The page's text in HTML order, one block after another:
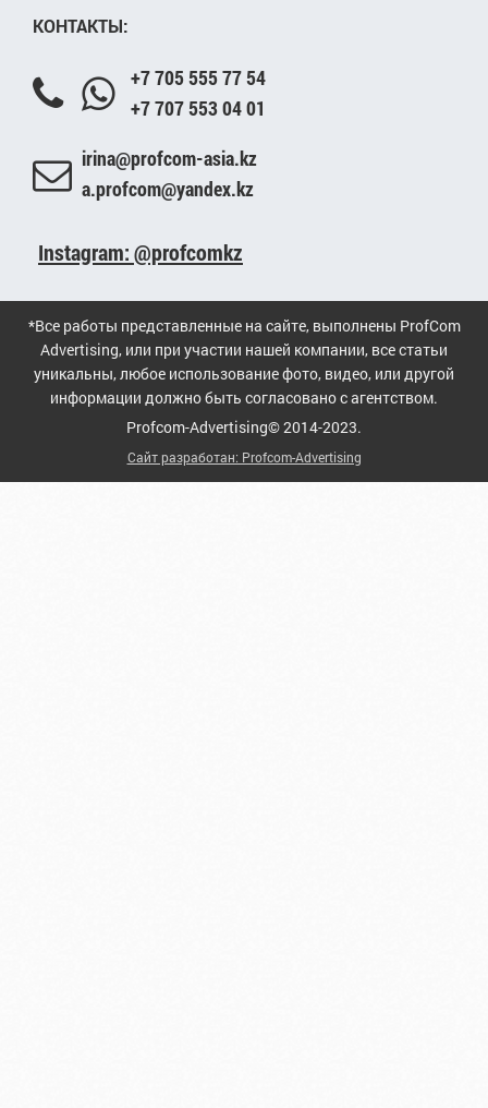
КОНТАКТЫ:
+7 705 555 77 54
+7 707 553 04 01
irina@profcom-asia.kz
a.profcom@yandex.kz
Instagram: @profcomkz
*Все работы представленные на сайте, выполнены ProfCom
Advertising, или при участии нашей компании, все статьи
уникальны, любое использование фото, видео, или другой
информации должно быть согласовано с агентством.
Profcom-Advertising© 2014-2023.
Сайт разработан: Profcom-Advertising